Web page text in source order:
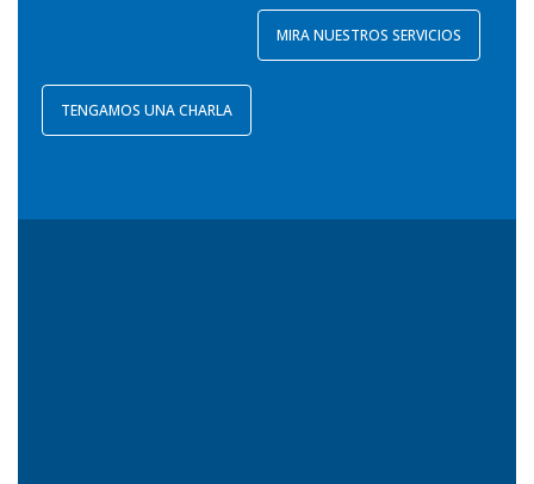
MIRA NUESTROS SERVICIOS
TENGAMOS UNA CHARLA